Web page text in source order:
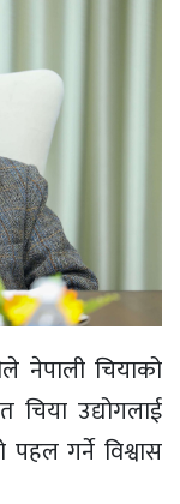
नेपाली चियाको
चिया उद्योगलाई
पहल गर्ने विश्वास